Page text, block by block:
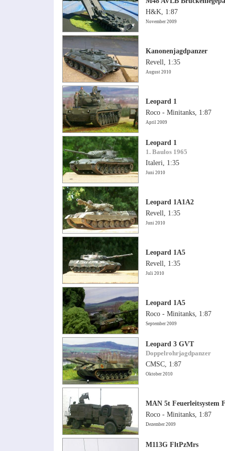
H&K, 1:87
November 2009
Kanonenjagdpanzer
Revell, 1:35
August 2010
Leopard 1
Roco - Minitanks, 1:87
April 2009
Leopard 1
1. Baulos 1965
Italeri, 1:35
Juni 2010
Leopard 1A1A2
Revell, 1:35
Juni 2010
Leopard 1A5
Revell, 1:35
Juli 2010
Leopard 1A5
Roco - Minitanks, 1:87
September 2009
Leopard 3 GVT
Doppelrohrjagdpanzer
CMSC, 1:87
Oktober 2010
MAN 5t Feuerleitsystem
Roco - Minitanks, 1:87
Dezember 2009
M113G FltPzMrs